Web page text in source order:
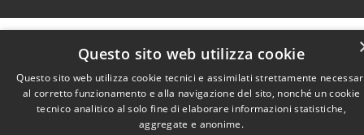
Questo sito web utilizza cookie
Questo sito web utilizza cookie tecnici e assimilati strettamente
al corretto funzionamento e alla navigazione del sito, nonché un cookie
tecnico analitico al solo fine di elaborare informazioni statistiche,
aggregate e anonime.